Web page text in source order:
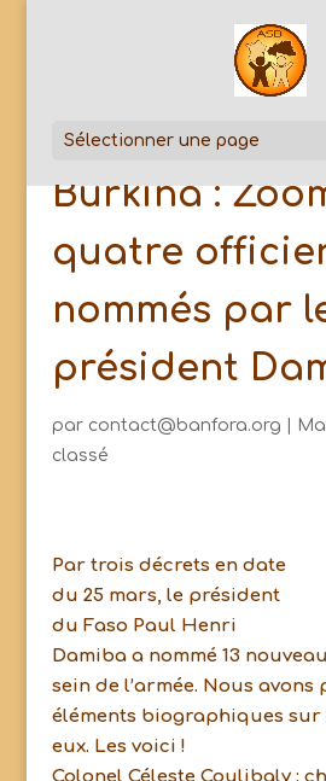
Sélectionner une page
Burkina :
quatre
nommés par
président
par contact@banfora.org
classé
Par trois décrets en date
du 25 mars, le président
du Faso Paul Henri
Damiba a nommé 13
sein de l’armée. Nous
éléments biographiques sur
eux. Les voici !
Colonel Céleste Coulibaly :